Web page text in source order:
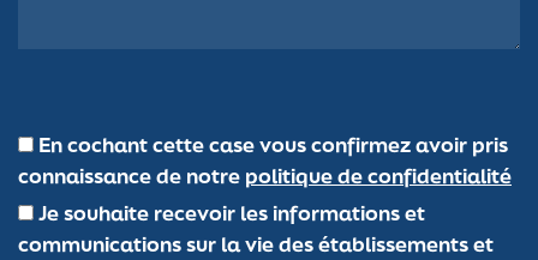
En cochant cette case vous confirmez avoir pris
connaissance de notre politique de confidentialité
Je souhaite recevoir les informations et
communications sur la vie des établissements et